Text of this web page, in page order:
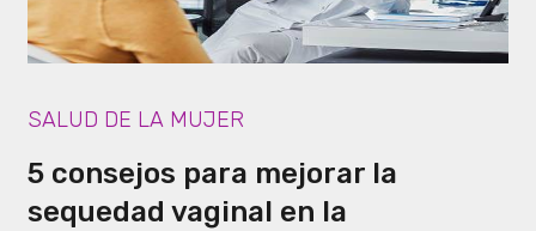
SALUD DE LA MUJER
5 consejos para mejorar la
sequedad vaginal en la